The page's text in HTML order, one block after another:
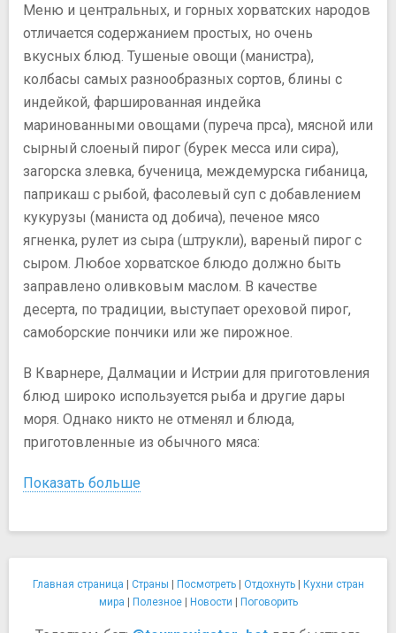
Меню и центральных, и горных хорватских народов
отличается содержанием простых, но очень
вкусных блюд. Тушеные овощи (манистра),
колбасы самых разнообразных сортов, блины с
индейкой, фаршированная индейка
маринованными овощами (пуреча прса), мясной или
сырный слоеный пирог (бурек месса или сира),
загорска злевка, бученица, междемурска гибаница,
паприкаш с рыбой, фасолевый суп с добавлением
кукурузы (маниста од добича), печеное мясо
ягненка, рулет из сыра (штрукли), вареный пирог с
сыром. Любое хорватское блюдо должно быть
заправлено оливковым маслом. В качестве
десерта, по традиции, выступает ореховой пирог,
самоборские пончики или же пирожное.
В Кварнере, Далмации и Истрии для приготовления
блюд широко используется рыба и другие дары
моря. Однако никто не отменял и блюда,
приготовленные из обычного мяса:
Показать больше
Главная страница Страны Посмотреть| Отдохнуть|
Кухни стран
мира
Полезное| Новости Поговорить